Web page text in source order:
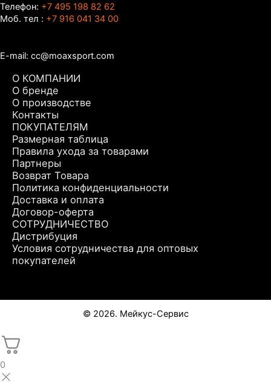
Телефон: +7 495 198 82 62
Моб. тел : +7 916 041 34 00
E-mail: cc@moaxsport.com
О КОМПАНИИ
О бренде
О производстве
Контакты
ПОКУПАТЕЛЯМ
Размерная таблица
Правила ухода за товарами
Партнеры
Возврат Товара
Политика конфиденциальности
Доставка и оплата
Договор-оферта
СОТРУДНИЧЕСТВО
Дистрибуция
Условия сотрудничества для оптовых
покупателей
© 2026. Мейкус-Сервис
0